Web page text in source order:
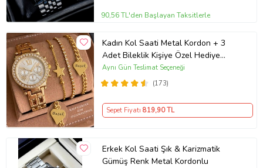
90,56 TL'den Başlayan Taksitlerle
Kadın Kol Saati Metal Kordon + 3
Adet Bileklik Kişiye Özel Hediye
Kadına hediye Kız arkadaşa hediye
(173)
Aynı Gün Teslimat Seçeneği
Sepet Fiyatı 819,90 TL
Erkek Kol Saati Şık & Karizmatik
Gümüş Renk Metal Kordonlu